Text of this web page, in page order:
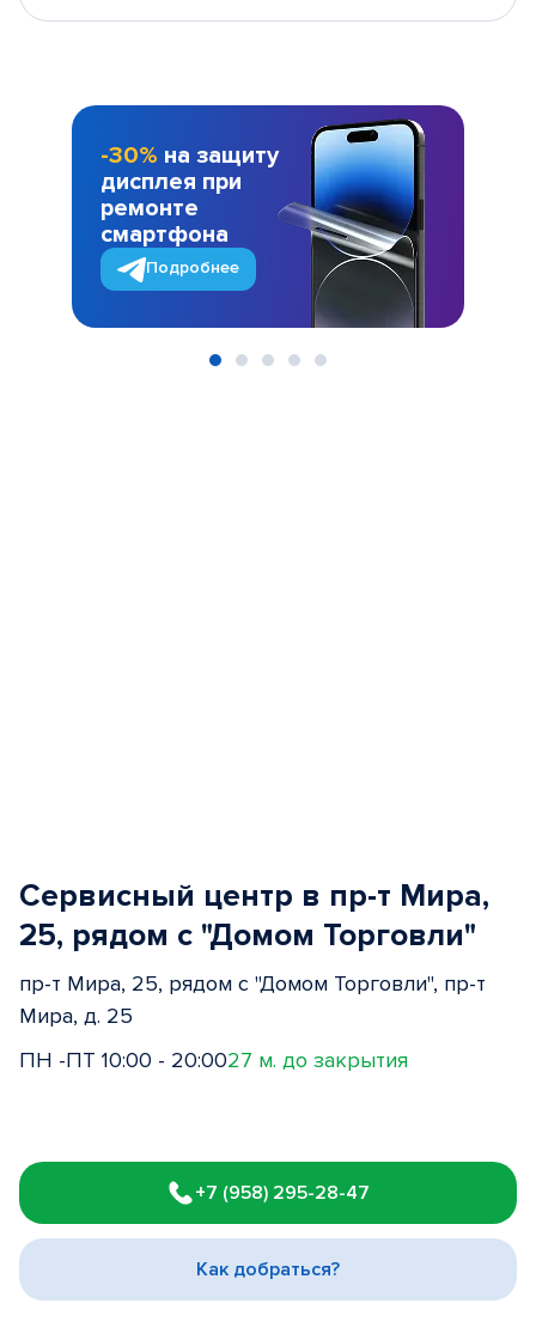
-30% на защиту
дисплея при
ремонте
смартфона
Подробнее
Сервисный центр в пр-т Мира,
25, рядом с "Домом Торговли"
пр-т Мира, 25, рядом с "Домом Торговли", пр-т
Мира, д. 25
ПН -ПТ 10:00 - 20:0027 м. до закрытия
1
of
3
+7 (958) 295-28-47
Как добраться?